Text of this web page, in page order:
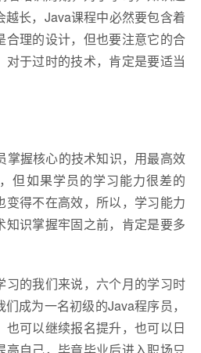
长，Java课程中必然要包含着
合理的设计，但也要注意它的合
于过时的技术，肯定是要适当
掌握核心的技术知识，用最高效
但如果学员的学习能力很差的
变得不在高效，所以，学习能力
知识掌握牢固之前，肯定是要多
习的我们来说，六个月的学习时
成为一名初级的Java程序员，
也可以继续报名提升，也可以日